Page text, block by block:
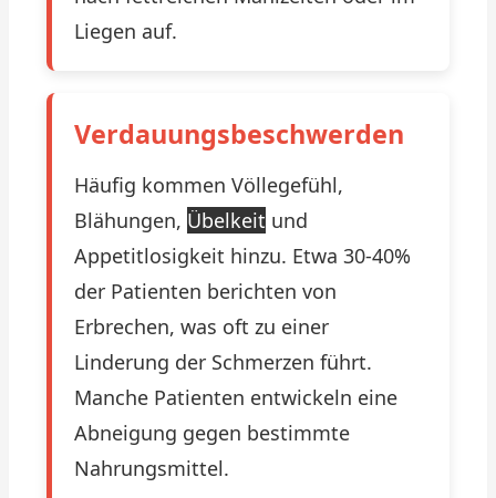
Liegen auf.
Verdauungsbeschwerden
Häufig kommen Völlegefühl,
Blähungen, Übelkeit und
Appetitlosigkeit hinzu. Etwa 30-40%
der Patienten berichten von
Erbrechen, was oft zu einer
Linderung der Schmerzen führt.
Manche Patienten entwickeln eine
Abneigung gegen bestimmte
Nahrungsmittel.